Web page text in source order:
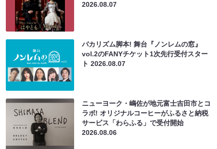
2026.08.07
バカリズム脚本! 舞台『ノンレムの窓』
vol.2のFANYチケット1次先行受付スター
ト2026.08.07
ニューヨーク・嶋佐が地元富士吉田市とコ
ラボ! オリジナルコーヒーがふるさと納税
サービス「わらふる」で受付開始
2026.08.06